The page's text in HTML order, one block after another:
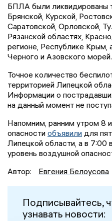
БПЛА были ликвидированы
Брянской, Курской,
Саратовской, Орловской,
Рязанской областях,
регионе, Республике Крым,
Черного и Азовского морей.
Точное количество
территорией Липецкой
Информации о
на данный момент не
Напомним, ранним утром 8
опасности объявили для
Липецкой области, а в 7:00
уровень воздушной
Автор:
Евгения Белоусова
Подписывайтесь,
узнавать новости: